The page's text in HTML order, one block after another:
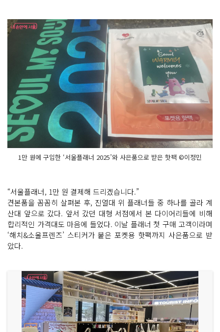
1만 원에 구입한 ‘서울플래너 2025’와 사은품으로 받은 핫팩 ©이정민
“서울플래너, 1만 원 결제해 드리겠습니다.”
견본품을 꼼꼼히 살펴본 후, 진열대 위 플래너들 중 하나를 골라 계
산대 앞으로 갔다. 앞서 갔던 대형 서점에서 본 다이어리들에 비해
합리적인 가격대도 마음에 들었다. 이날 플래너 첫 구매 고객이라며
‘해치&소울프렌즈’ 스티커가 붙은 포켓용 핫팩까지 사은품으로 받
았다.